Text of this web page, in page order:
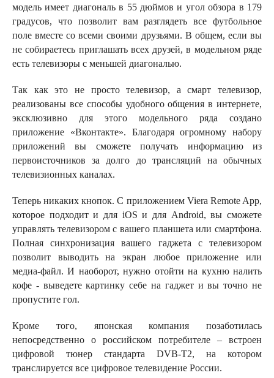
модель имеет диагональ в 55 дюймов и угол обзора в 179
градусов, что позволит вам разглядеть все футбольное
поле вместе со всеми своими друзьями. В общем, если вы
не собираетесь приглашать всех друзей, в модельном ряде
есть телевизоры с меньшей диагональю.
Так как это не просто телевизор, а смарт телевизор,
реализованы все способы удобного общения в интернете,
эксклюзивно для этого модельного ряда создано
приложение «Вконтакте». Благодаря огромному набору
приложений вы сможете получать информацию из
первоисточников за долго до трансляций на обычных
телевизионных каналах.
Теперь никаких кнопок. С приложением Viera Remote App,
которое подходит и для iOS и для Android, вы сможете
управлять телевизором с вашего планшета или смартфона.
Полная синхронизация вашего гаджета с телевизором
позволит выводить на экран любое приложение или
медиа-файл. И наоборот, нужно отойти на кухню налить
кофе - выведете картинку себе на гаджет и вы точно не
пропустите гол.
Кроме того, японская компания позаботилась
непосредственно о российском потребителе – встроен
цифровой тюнер стандарта DVB-T2, на котором
транслируется все цифровое телевидение России.